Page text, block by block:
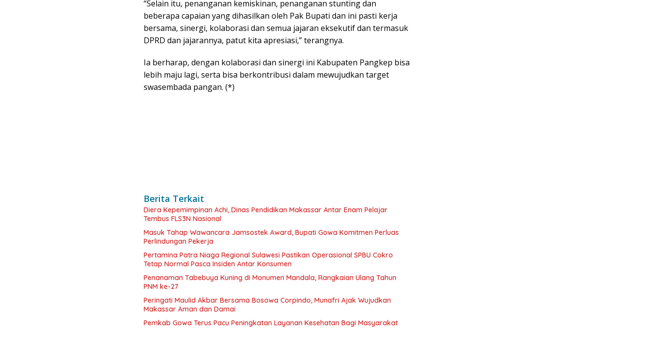
“Selain itu, penanganan kemiskinan, penanganan stunting dan
beberapa capaian yang dihasilkan oleh Pak Bupati dan ini pasti kerja
bersama, sinergi, kolaborasi dan semua jajaran eksekutif dan termasuk
DPRD dan jajarannya, patut kita apresiasi,” terangnya.
Ia berharap, dengan kolaborasi dan sinergi ini Kabupaten Pangkep bisa
lebih maju lagi, serta bisa berkontribusi dalam mewujudkan target
swasembada pangan. (*)
Berita Terkait
Diera Kepemimpinan Achi, Dinas Pendidikan Makassar Antar Enam Pelajar
Tembus FLS3N Nasional
Masuk Tahap Wawancara Jamsostek Award, Bupati Gowa Komitmen Perluas
Perlindungan Pekerja
Pertamina Patra Niaga Regional Sulawesi Pastikan Operasional SPBU Cokro
Tetap Normal Pasca Insiden Antar Konsumen
Penanaman Tabebuya Kuning di Monumen Mandala, Rangkaian Ulang Tahun
PNM ke-27
Peringati Maulid Akbar Bersama Bosowa Corpindo, Munafri Ajak Wujudkan
Makassar Aman dan Damai
Pemkab Gowa Terus Pacu Peningkatan Layanan Kesehatan Bagi Masyarakat